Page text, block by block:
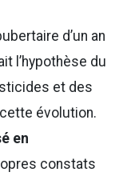
d’un an
l’hypothèse du
et des
évolution.
en
constats